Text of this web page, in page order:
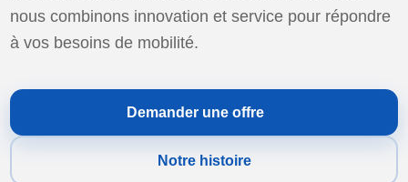
nous combinons innovation et service pour répondre
à vos besoins de mobilité.
Demander une offre
Notre histoire